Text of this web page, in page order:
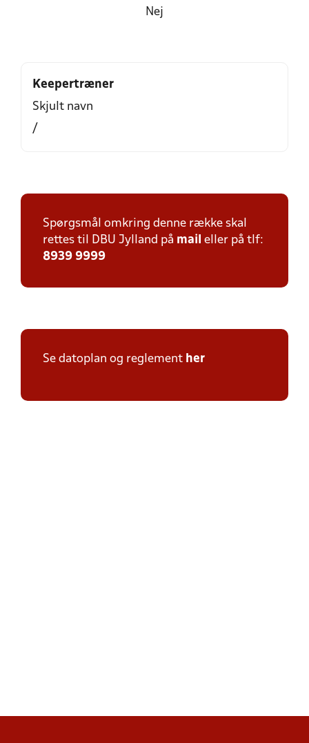
Nej
Keepertræner
Skjult navn
/
Spørgsmål omkring denne række skal
rettes til DBU Jylland på mail eller på tlf:
8939 9999
Se datoplan og reglement her